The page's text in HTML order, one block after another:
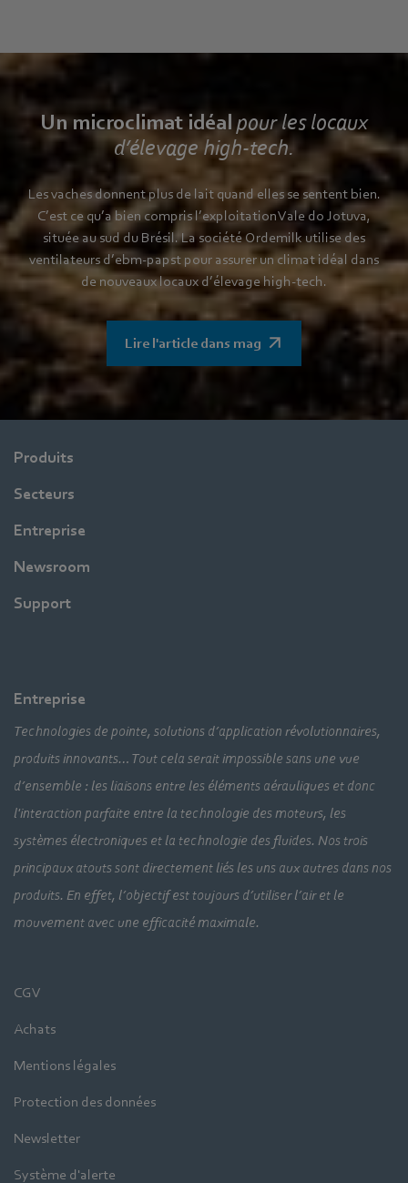
Un microclimat idéal pour les locaux
d’élevage high-tech.
Les vaches donnent plus de lait quand elles se sentent bien.
C’est ce qu’a bien compris l’exploitation Vale do Jotuva,
située au sud du Brésil. La société Ordemilk utilise des
ventilateurs d’ebm‑papst pour assurer un climat idéal dans
de nouveaux locaux d’élevage high-tech.
Lire l'article dans mag
Produits
Secteurs
Entreprise
Newsroom
Support
Entreprise
Technologies de pointe, solutions d’application révolutionnaires,
produits innovants… Tout cela serait impossible sans une vue
d’ensemble : les liaisons entre les éléments aérauliques et donc
l'interaction parfaite entre la technologie des moteurs, les
systèmes électroniques et la technologie des fluides. Nos trois
principaux atouts sont directement liés les uns aux autres dans nos
produits. En effet, l’objectif est toujours d’utiliser l’air et le
mouvement avec une efficacité maximale.
CGV
Achats
Mentions légales
Protection des données
Newsletter
Système d'alerte